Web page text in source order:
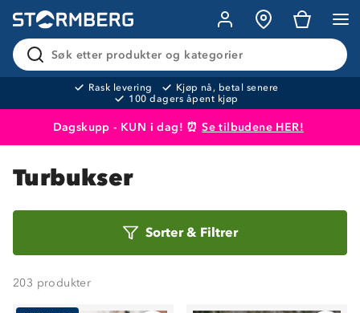
Søk etter produkter og kategorier
Rask levering
Kjøp nå, betal senere
100 dagers åpent kjøp
Dagskupp - KUN i dag! ⏰Se tilbudene HER!
Turbukser
Sorter& Filtrer
203 produkter